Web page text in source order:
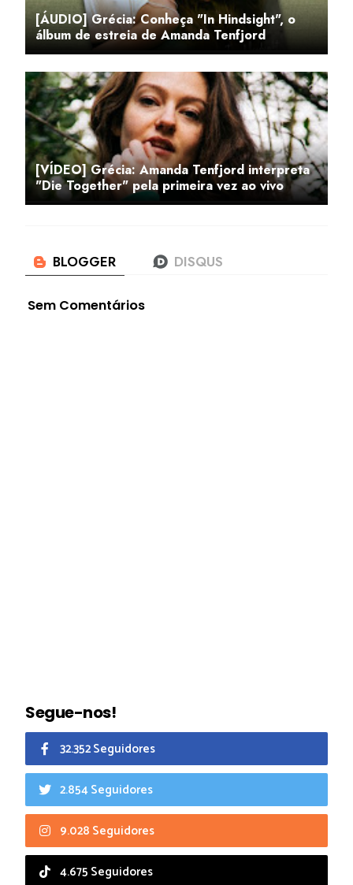
[ÁUDIO] Grécia: Conheça "In Hindsight", o
álbum de estreia de Amanda Tenfjord
[VÍDEO] Grécia: Amanda Tenfjord interpreta
"Die Together" pela primeira vez ao vivo
Sem Comentários
Segue-nos!
32.352 Seguidores
2.854 Seguidores
9.028 Seguidores
4.675 Seguidores